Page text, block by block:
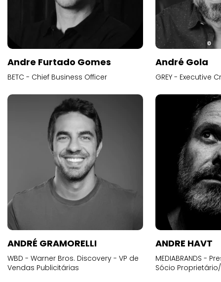
Andre Furtado Gomes
BETC - Chief Business Officer
André Gola
GREY - Executive
ANDRÉ GRAMORELLI
WBD - Warner Bros. Discovery - VP de
Vendas Publicitárias
ANDRE HAVT
MEDIABRANDS -
Sócio